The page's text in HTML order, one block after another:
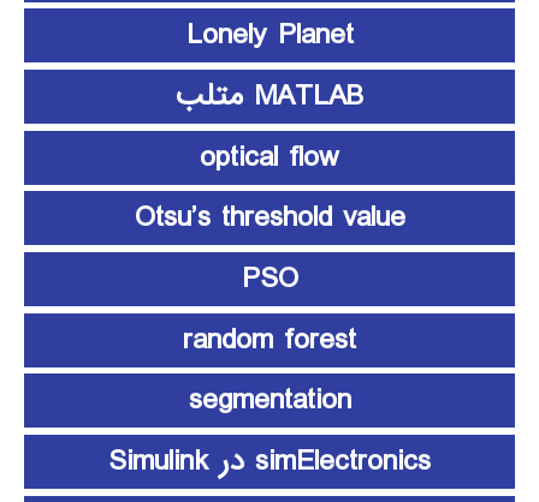
Lonely Planet
MATLAB متلب
optical flow
Otsu’s threshold value
PSO
random forest
segmentation
simElectronics در Simulink